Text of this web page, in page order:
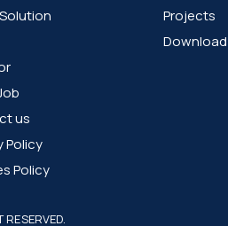
us
Policy
Policy
Projects
Download